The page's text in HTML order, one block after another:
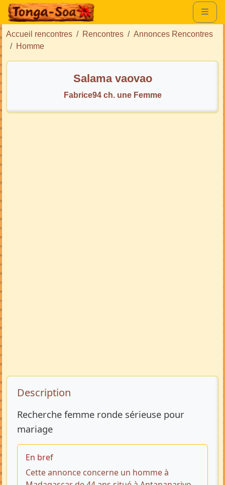
Accueil rencontres Rencontres
Annonces Rencontres
Homme
Salama vaovao
Fabrice94 ch. une Femme
Description de l’annonce
Description
Recherche femme ronde sérieuse pour
mariage
En bref
Cette annonce concerne un homme à